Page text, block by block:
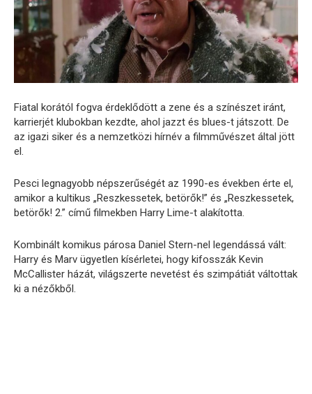
Fiatal korától fogva érdeklődött a zene és a színészet iránt,
karrierjét klubokban kezdte, ahol jazzt és blues-t játszott. De
az igazi siker és a nemzetközi hírnév a filmművészet által jött
el.
Pesci legnagyobb népszerűségét az 1990-es években érte el,
amikor a kultikus „Reszkessetek, betörők!” és „Reszkessetek,
betörők! 2.” című filmekben Harry Lime-t alakította.
Kombinált komikus párosa Daniel Stern-nel legendássá vált:
Harry és Marv ügyetlen kísérletei, hogy kifosszák Kevin
McCallister házát, világszerte nevetést és szimpátiát váltottak
ki a nézőkből.